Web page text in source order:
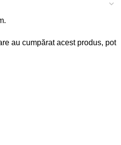
au cumpărat acest produs, pot